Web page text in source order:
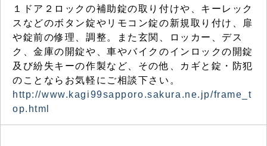
１ドア２ロックの補助錠の取り付けや、キーレック
スなどのボタン錠やリモコン錠の新規取り付け、扉
や錠前の修理、調整。また玄関、ロッカー、デス
ク、金庫の開錠や、車やバイクのインロックの開錠
及び紛失キーの作製など、その他、カギと錠・防犯
のことならお気軽にご相談下さい。
http://www.kagi99sapporo.sakura.ne.jp/frame_t
op.html